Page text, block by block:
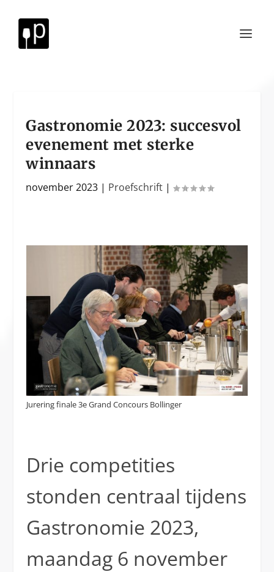
Gastronomie 2023: succesvol
evenement met sterke
winnaars
november 2023 | Proefschrift |
Jurering finale 3e Grand Concours Bollinger
Drie competities
stonden centraal tijdens
Gastronomie 2023,
maandag 6 november